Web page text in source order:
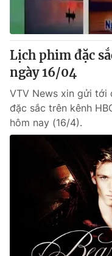
Lịch phim đặc
ngày 16/04
VTV News xin gửi tới
đặc sắc trên kênh
hôm nay (16/4).